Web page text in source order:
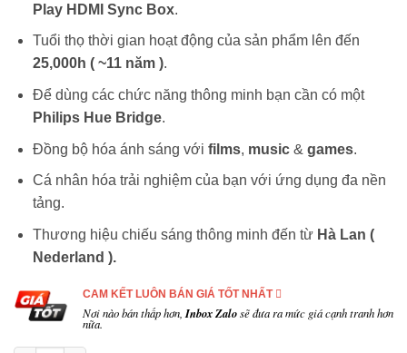
Play HDMI Sync Box.
Tuổi thọ thời gian hoạt động của sản phẩm lên đến
25,000h ( ~11 năm ).
Để dùng các chức năng thông minh bạn cần có một
Philips Hue Bridge.
Đồng bộ hóa ánh sáng với films, music& games.
Cá nhân hóa trải nghiệm của bạn với ứng dụng đa nền
tảng.
Thương hiệu chiếu sáng thông minh đến từ Hà Lan (
Nederland ).
CAM KẾT LUÔN BÁN GIÁ TỐT NHẤT
Nơi nào bán thấp hơn, Inbox Zalosẽ đưa ra mức giá cạnh tranh hơn
nữa.